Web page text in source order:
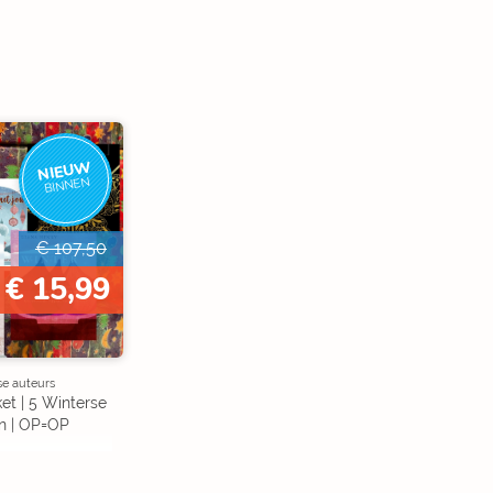
NIEUW
BINNEN
€ 107,50
€ 15,99
auteurs
| 5 Winterse
| OP=OP